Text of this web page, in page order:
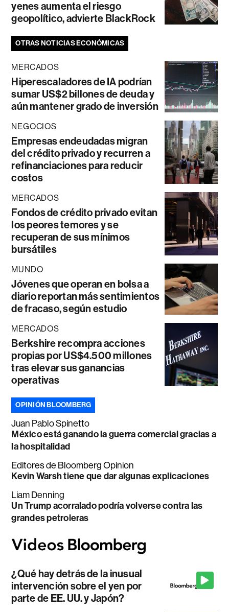
yenes aumenta el riesgo
geopolítico, advierte BlackRock
OTRAS NOTICIAS ECONÓMICAS
MERCADOS
Hiperescaladores de IA podrían
sumar US$2 billones de deuda y
aún mantener grado de inversión
NEGOCIOS
Empresas endeudadas migran
del crédito privado y recurren a
refinanciaciones para reducir
costos
MERCADOS
Fondos de crédito privado evitan
los peores temores y se
recuperan de sus mínimos
bursátiles
MUNDO
Jóvenes que operan en bolsa a
diario reportan más sentimientos
de fracaso, según estudio
MERCADOS
Berkshire recompra acciones
propias por US$4.500 millones
tras elevar sus ganancias
operativas
OPINIÓN BLOOMBERG
Juan Pablo Spinetto
México está ganando la guerra comercial gracias a
la hospitalidad
Editores de Bloomberg Opinion
Kevin Warsh tiene que dar algunas explicaciones
Liam Denning
Un Trump acorralado podría volverse contra las
grandes petroleras
¿Qué hay detrás de la inusual
intervención sobre el yen por
parte de EE. UU. y Japón?